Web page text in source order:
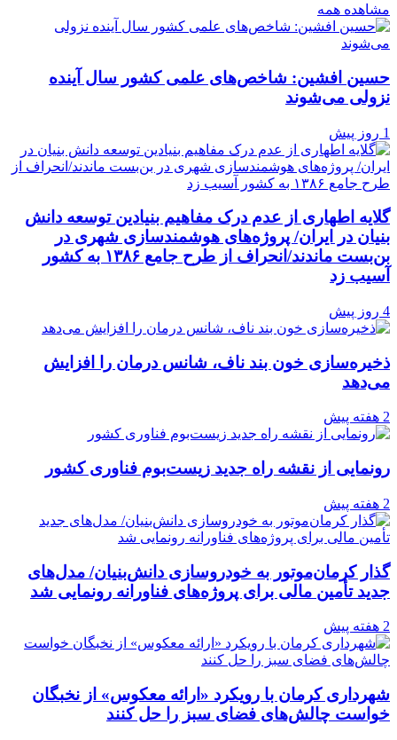
مشاهده همه
حسین افشین: شاخص‌های علمی کشور سال آینده
نزولی می‌شوند
1 روز پیش
گلایه اطهاری از عدم درک مفاهیم بنیادین توسعه دانش
بنیان در ایران/ پروژه‌های هوشمندسازی شهری در
بن‌بست ماندند/انحراف از طرح جامع ۱۳۸۶ به کشور
آسیب زد
4 روز پیش
ذخیره‌سازی خون بند ناف، شانس درمان را افزایش
می‌دهد
2 هفته پیش
رونمایی از نقشه راه جدید زیست‌بوم فناوری کشور
2 هفته پیش
گذار کرمان‌موتور به خودروسازی دانش‌بنیان/ مدل‌های
جدید تأمین مالی برای پروژه‌های فناورانه رونمایی شد
2 هفته پیش
شهرداری کرمان با رویکرد «ارائه معکوس» از نخبگان
خواست چالش‌های فضای سبز را حل کنند